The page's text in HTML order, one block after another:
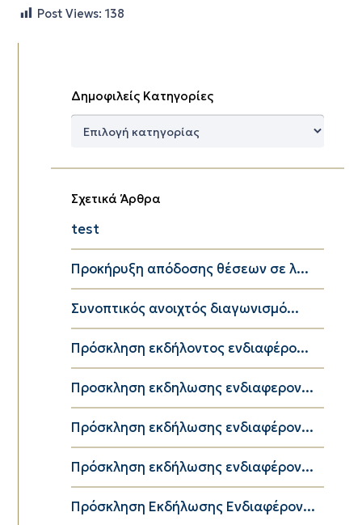
Post Views: 138
Δημοφιλείς Κατηγορίες
Δημοφιλείς
Σχετικά Άρθρα
test
Προκήρυξη απόδοσης θέσεων σε λ...
Συνοπτικός ανοιχτός διαγωνισμό...
Πρόσκληση εκδήλοντος ενδιαφέρο...
Προσκληση εκδηλωσης ενδιαφερον...
Πρόσκληση εκδήλωσης ενδιαφέρον...
Πρόσκληση εκδήλωσης ενδιαφέρον...
Πρόσκληση Εκδήλωσης Ενδιαφέρον...